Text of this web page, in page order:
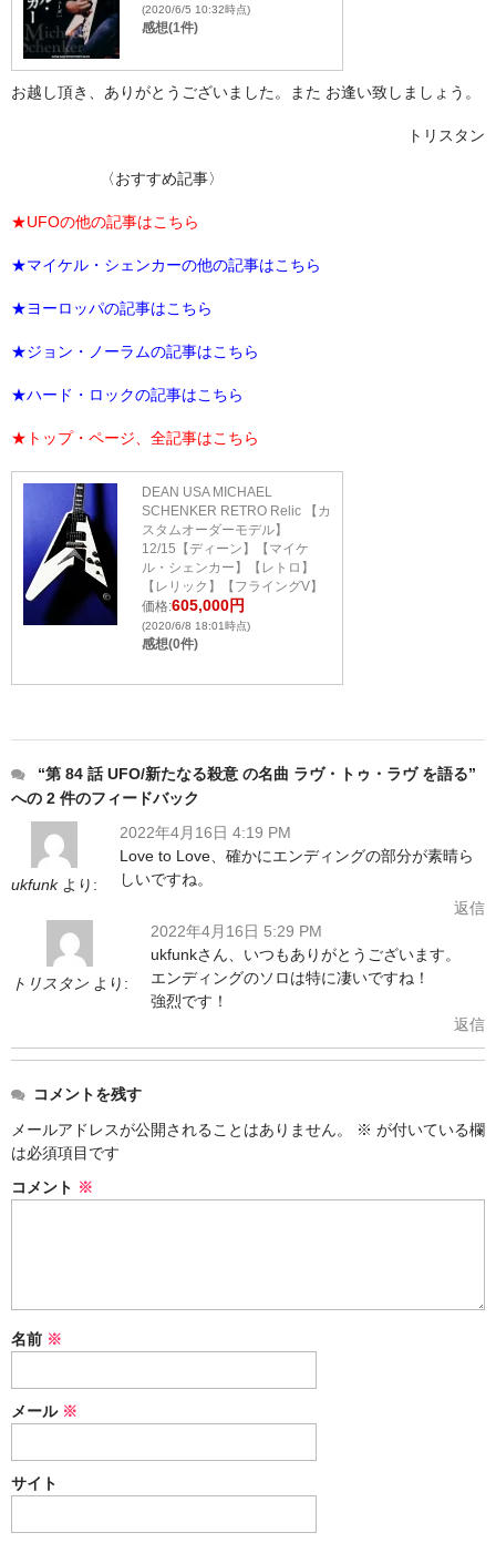
(2020/6/5 10:32時点)
感想(1件)
お越し頂き、ありがとうございました。また お逢い致しましょう。
トリスタン
〈おすすめ記事〉
★UFOの他の記事はこちら
★マイケル・シェンカーの他の記事はこちら
★ヨーロッパの記事はこちら
★ジョン・ノーラムの記事はこちら
★ハード・ロックの記事はこちら
★トップ・ページ、全記事はこちら
DEAN USA MICHAEL
SCHENKER RETRO Relic 【カ
スタムオーダーモデル】
12/15【ディーン】【マイケ
ル・シェンカー】【レトロ】
【レリック】【フライングV】
価格:605,000円
(2020/6/8 18:01時点)
感想(0件)
“第 84 話 UFO/新たなる殺意 の名曲 ラヴ・トゥ・ラヴ を語る”
への 2 件のフィードバック
ukfunk より:
2022年4月16日 4:19 PM
Love to Love、確かにエンディングの部分が素晴ら
しいですね。
返信
トリスタン より:
2022年4月16日 5:29 PM
ukfunkさん、いつもありがとうございます。
エンディングのソロは特に凄いですね！
強烈です！️
返信
コメントを残す
メールアドレスが公開されることはありません。
※ が付いている欄
は必須項目です
コメント ※
名前 ※
メール ※
サイト